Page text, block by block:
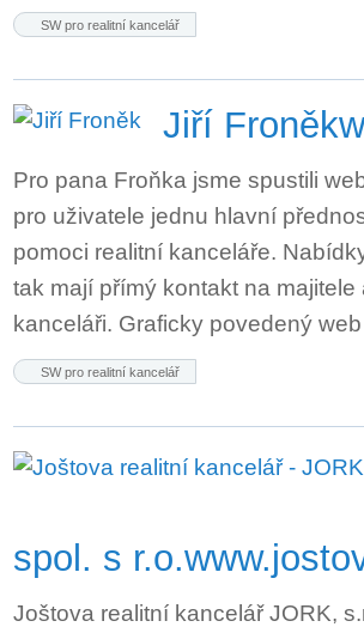
SW pro realitní kancelář
Jiří Froněk
Pro pana Froňka jsme spustili
pro uživatele jednu hlavní
pomoci realitní kanceláře.
tak mají přímý kontakt na
kanceláři. Graficky povedený
SW pro realitní kancelář
spol. s r.o.
Joštova realitní kancelář JORK,